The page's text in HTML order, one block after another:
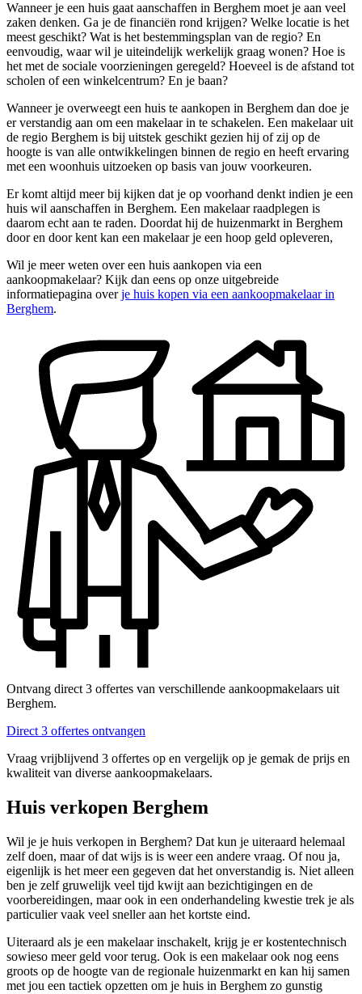
Wanneer je een huis gaat aanschaffen in Berghem moet je aan veel
zaken denken. Ga je de financiën rond krijgen? Welke locatie is het
meest geschikt? Wat is het bestemmingsplan van de regio? En
eenvoudig, waar wil je uiteindelijk werkelijk graag wonen? Hoe is
het met de sociale voorzieningen geregeld? Hoeveel is de afstand tot
scholen of een winkelcentrum? En je baan?
Wanneer je overweegt een huis te aankopen in Berghem dan doe je
er verstandig aan om een makelaar in te schakelen. Een makelaar uit
de regio Berghem is bij uitstek geschikt gezien hij of zij op de
hoogte is van alle ontwikkelingen binnen de regio en heeft ervaring
met een woonhuis uitzoeken op basis van jouw voorkeuren.
Er komt altijd meer bij kijken dat je op voorhand denkt indien je een
huis wil aanschaffen in Berghem. Een makelaar raadplegen is
daarom echt aan te raden. Doordat hij de huizenmarkt in Berghem
door en door kent kan een makelaar je een hoop geld opleveren,
Wil je meer weten over een huis aankopen via een
aankoopmakelaar? Kijk dan eens op onze uitgebreide
informatiepagina overje huis kopen via een aankoopmakelaar in
Berghem.
Ontvang direct 3 offertes van verschillende aankoopmakelaars uit
Berghem.
Direct 3 offertes ontvangen
Vraag vrijblijvend 3 offertes op en vergelijk op je gemak de prijs en
kwaliteit van diverse aankoopmakelaars.
Huis verkopen Berghem
Wil je je huis verkopen in Berghem? Dat kun je uiteraard helemaal
zelf doen, maar of dat wijs is is weer een andere vraag. Of nou ja,
eigenlijk is het meer een gegeven dat het onverstandig is. Niet alleen
ben je zelf gruwelijk veel tijd kwijt aan bezichtigingen en de
voorbereidingen, maar ook in een onderhandeling kwestie trek je als
particulier vaak veel sneller aan het kortste eind.
Uiteraard als je een makelaar inschakelt, krijg je er kostentechnisch
sowieso meer geld voor terug. Ook is een makelaar ook nog eens
groots op de hoogte van de regionale huizenmarkt en kan hij samen
met jou een tactiek opzetten om je huis in Berghem zo gunstig